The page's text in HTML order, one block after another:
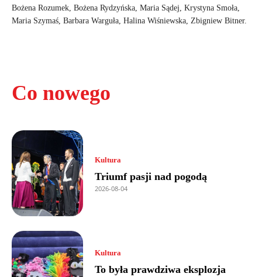
Co nowego
Kultura
Triumf pasji nad pogodą
2026-08-04
Kultura
To była prawdziwa eksplozja
Bożena Rozumek, Bożena Rydzyńska, Maria Sądej, Krystyna Smoła,
Maria Szymaś, Barbara Warguła, Halina Wiśniewska, Zbigniew Bitner.